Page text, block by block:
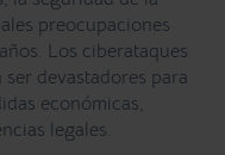
preocupaciones
Los ciberataques
devastadores para
económicas,
legales.